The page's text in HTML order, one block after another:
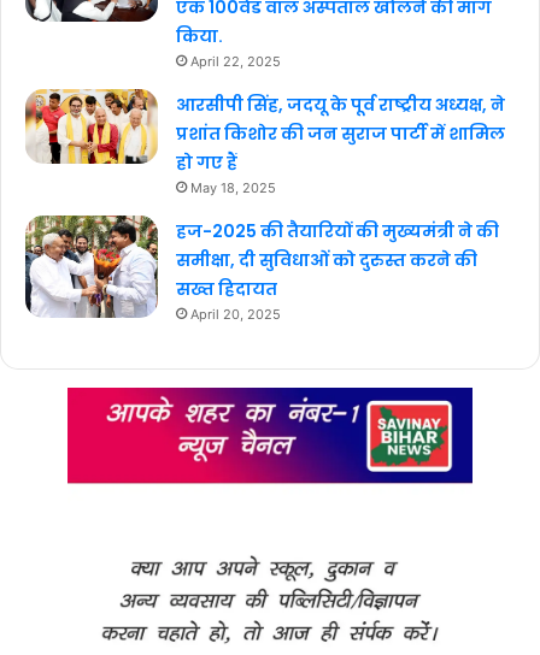
एक 100वेड वाल अस्पताल खोलने की मांग
किया.
April 22, 2025
आरसीपी सिंह, जदयू के पूर्व राष्ट्रीय अध्यक्ष, ने
प्रशांत किशोर की जन सुराज पार्टी में शामिल
हो गए हैं
May 18, 2025
हज-2025 की तैयारियों की मुख्यमंत्री ने की
समीक्षा, दी सुविधाओं को दुरुस्त करने की
सख्त हिदायत
April 20, 2025